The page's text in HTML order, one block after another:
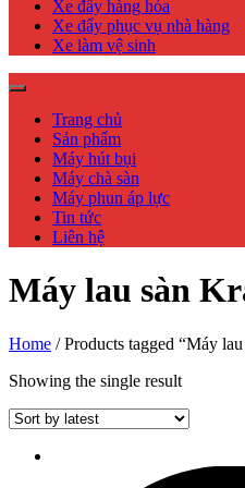
Xe đẩy hàng hóa
Xe đẩy phục vụ nhà hàng
Xe làm vệ sinh
Trang chủ
Sản phẩm
Máy hút bụi
Máy chà sàn
Máy phun áp lực
Tin tức
Liên hệ
Máy lau sàn
Home / Products tagged “Máy
Showing the single result